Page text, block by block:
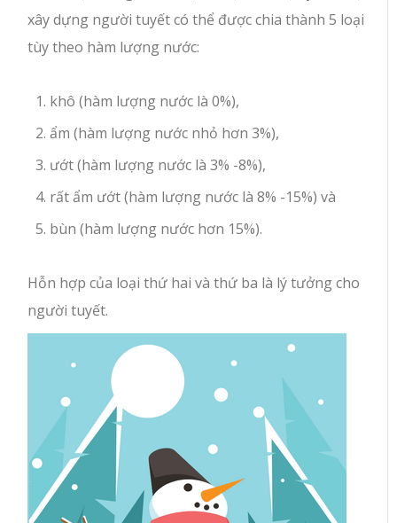
xây dựng người tuyết có thể được chia thành 5 loại
tùy theo hàm lượng nước:
khô (hàm lượng nước là 0%),
ẩm (hàm lượng nước nhỏ hơn 3%),
ướt (hàm lượng nước là 3% -8%),
rất ẩm ướt (hàm lượng nước là 8% -15%) và
bùn (hàm lượng nước hơn 15%).
Hỗn hợp của loại thứ hai và thứ ba là lý tưởng cho
người tuyết.